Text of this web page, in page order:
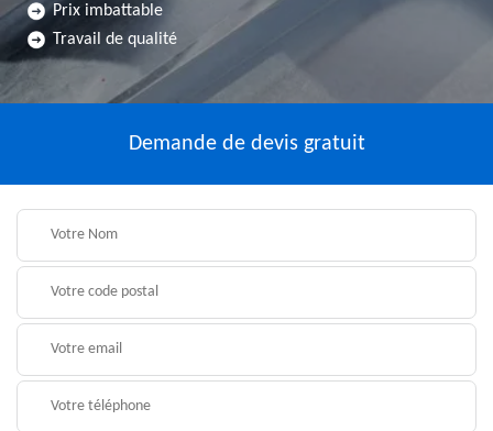
Prix imbattable
Travail de qualité
Demande de devis gratuit